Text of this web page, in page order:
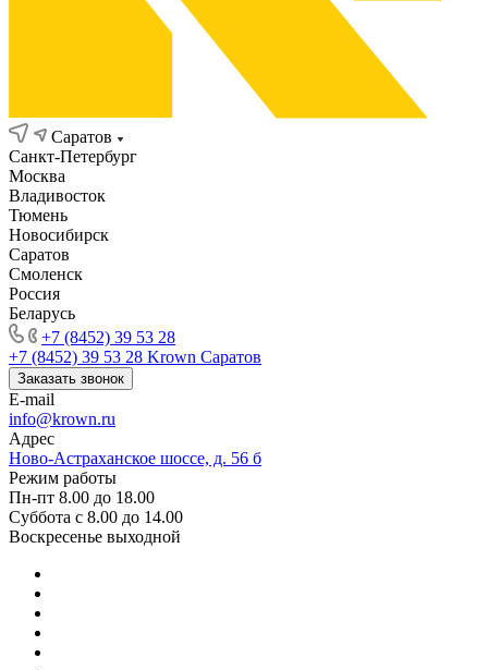
Саратов
Санкт-Петербург
Москва
Владивосток
Тюмень
Новосибирск
Саратов
Смоленск
Россия
Беларусь
+7 (8452) 39 53 28
+7 (8452) 39 53 28 Krown Саратов
Заказать звонок
E-mail
info@krown.ru
Адрес
Ново-Астраханское шоссе, д. 56 б
Режим работы
Пн-пт 8.00 до 18.00
Суббота с 8.00 до 14.00
Воскресенье выходной